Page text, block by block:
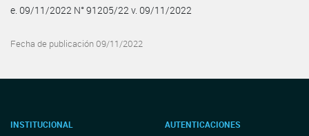
e. 09/11/2022 N° 91205/22 v. 09/11/2022
Fecha de publicación 09/11/2022
INSTITUCIONAL AUTENTICACIONES